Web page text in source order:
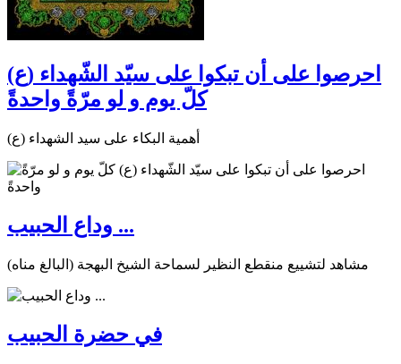
احرصوا على أن تبكوا على سيّد الشّهداء (ع)
كلّ يوم و لو مرّةً واحدةً
أهمية البكاء على سيد الشهداء (ع)
وداع الحبيب ...
مشاهد لتشييع منقطع النظير لسماحة الشيخ البهجة (البالغ مناه)
في حضرة الحبيب